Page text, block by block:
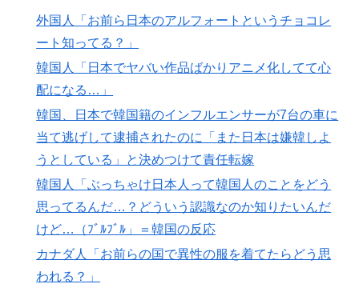
韓国人「日本でヤバい作品ばかりアニメ化してて心配に
外国人「お前ら日本のアルフォートというチョコレ
ート知ってる？」
韓国人「日本でヤバい作品ばかりアニメ化してて心
配になる…」
韓国、日本で韓国籍のインフルエンサーが7台の車に
当て逃げして逮捕されたのに「また日本は嫌韓しよ
うとしている」と決めつけて責任転嫁
韓国人「ぶっちゃけ日本人って韓国人のことをどう
思ってるんだ…？どういう認識なのか知りたいんだ
けど…（ﾌﾞﾙﾌﾞﾙ」＝韓国の反応
カナダ人「お前らの国で異性の服を着てたらどう思
われる？」